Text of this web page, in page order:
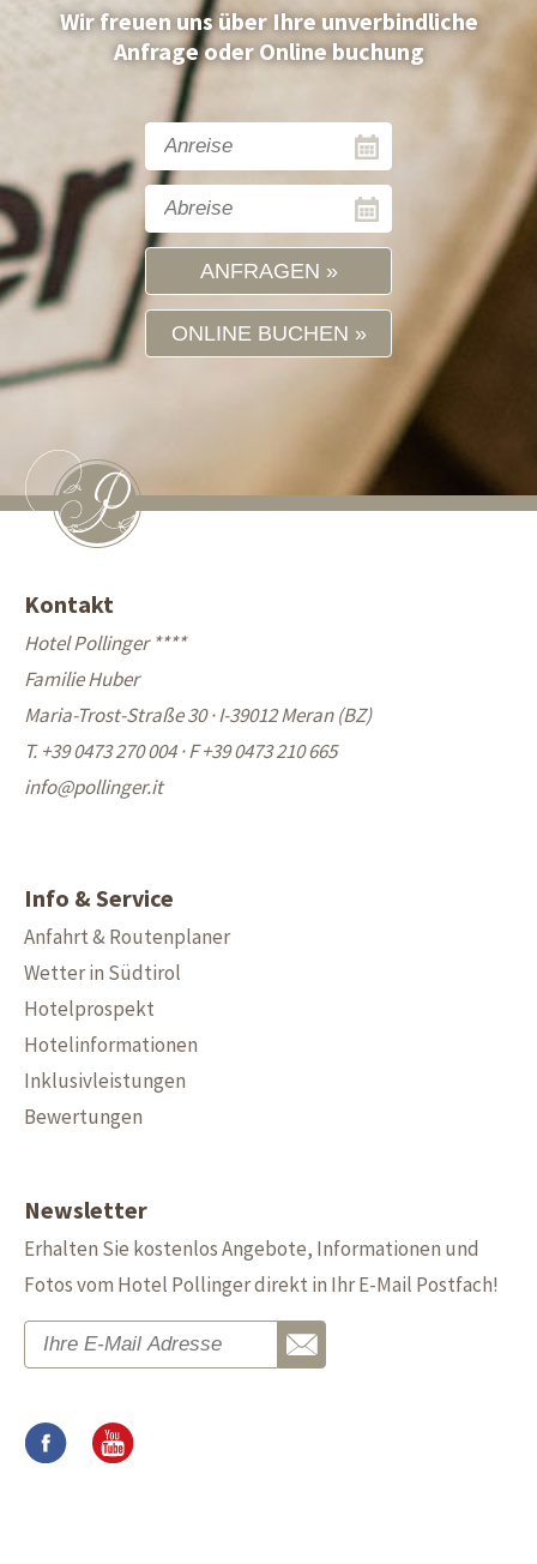
Wir freuen uns über Ihre unverbindliche
Anfrage oder Online buchung
ANFRAGEN
ONLINE BUCHEN
Kontakt
Hotel Pollinger ****
Familie Huber
Maria-Trost-Straße 30 · I-39012 Meran (BZ)
T. +39 0473 270 004·F +39 0473 210 665
info@pollinger.it
Info & Service
Anfahrt & Routenplaner
Wetter in Südtirol
Hotelprospekt
Hotelinformationen
Inklusivleistungen
Bewertungen
Newsletter
Erhalten Sie kostenlos Angebote, Informationen und
Fotos vom Hotel Pollinger direkt in Ihr E-Mail Postfach!